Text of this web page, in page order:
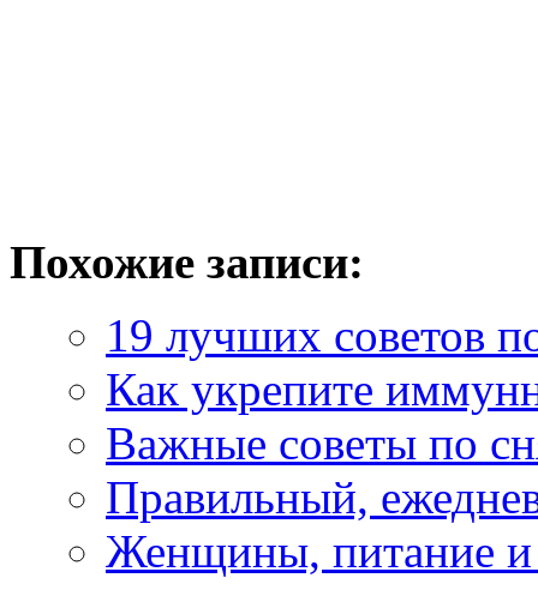
Похожие записи:
19 лучших советов
Как укрепите
Важные советы по
Правильный,
Женщины, питание и